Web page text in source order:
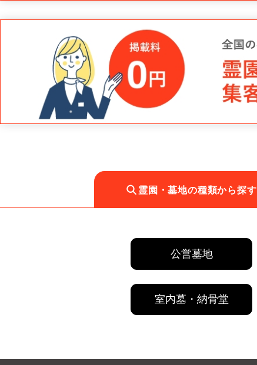
霊園・墓地の種類から探す
公営墓地
室内墓・納骨堂